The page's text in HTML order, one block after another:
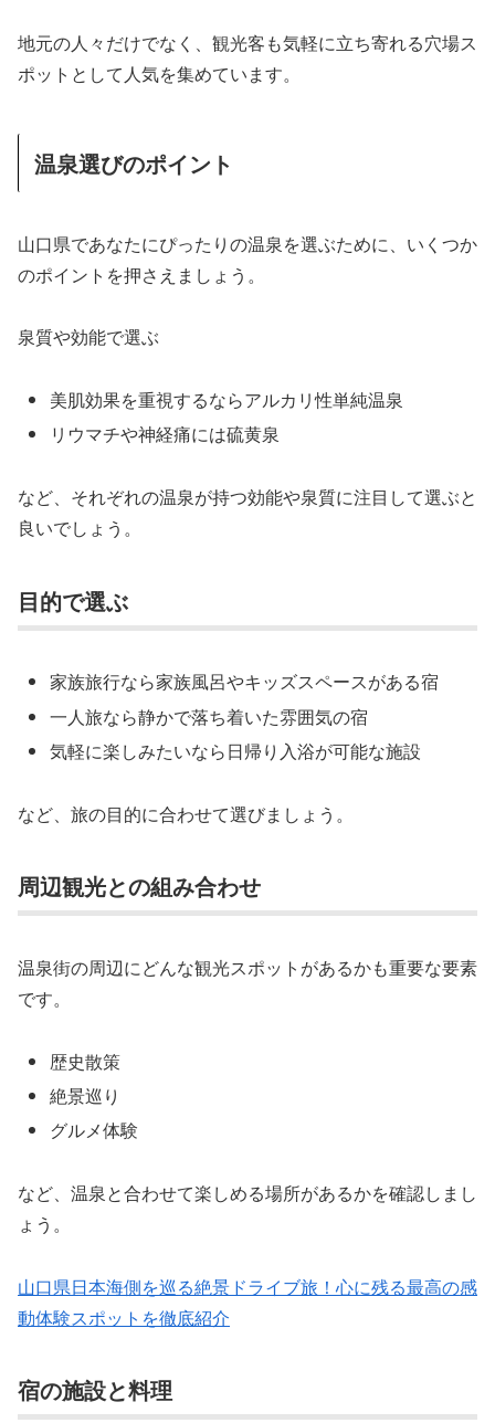
地元の人々だけでなく、観光客も気軽に立ち寄れる穴場ス
ポットとして人気を集めています。
温泉選びのポイント
山口県であなたにぴったりの温泉を選ぶために、いくつか
のポイントを押さえましょう。
泉質や効能で選ぶ
美肌効果を重視するならアルカリ性単純温泉
リウマチや神経痛には硫黄泉
など、それぞれの温泉が持つ効能や泉質に注目して選ぶと
良いでしょう。
目的で選ぶ
家族旅行なら家族風呂やキッズスペースがある宿
一人旅なら静かで落ち着いた雰囲気の宿
気軽に楽しみたいなら日帰り入浴が可能な施設
など、旅の目的に合わせて選びましょう。
周辺観光との組み合わせ
温泉街の周辺にどんな観光スポットがあるかも重要な要素
です。
歴史散策
絶景巡り
グルメ体験
など、温泉と合わせて楽しめる場所があるかを確認しまし
ょう。
山口県日本海側を巡る絶景ドライブ旅！心に残る最高の感
動体験スポットを徹底紹介
宿の施設と料理